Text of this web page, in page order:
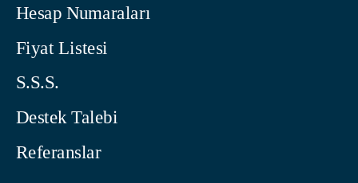
Hesap Numaraları
Fiyat Listesi
S.S.S.
Destek Talebi
Referanslar